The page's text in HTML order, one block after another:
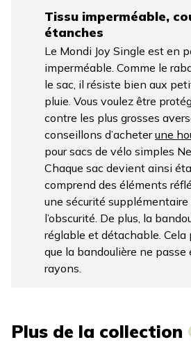
Tissu imperméable,
étanches
Le Mondi Joy Single est en
imperméable. Comme le
le sac, il résiste bien aux
pluie. Vous voulez être
contre les plus grosses
conseillons d’acheterune
pour sacs de vélo simples
Chaque sac devient ainsi
comprend des éléments
une sécurité supplémentaire
l’obscurité. De plus, la
réglable et détachable. Cela
que la bandoulière ne passe
rayons.
Plus de la collection